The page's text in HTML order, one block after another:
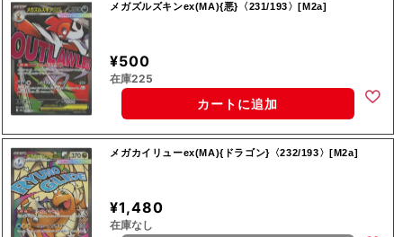
メガズルズキンex(MA){悪}〈231/193〉[M2a]
¥500
在庫225
カートに追加
メガカイリューex(MA){ドラゴン}〈232/193〉[M2a]
¥1,480
在庫なし